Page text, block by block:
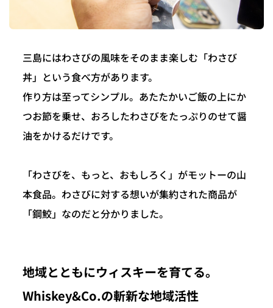
三島にはわさびの風味をそのまま楽しむ「わさび
丼」という食べ方があります。
作り方は至ってシンプル。あたたかいご飯の上にか
つお節を乗せ、おろしたわさびをたっぷりのせて醤
油をかけるだけです。
「わさびを、もっと、おもしろく」がモットーの山
本食品。わさびに対する想いが集約された商品が
「鋼鮫」なのだと分かりました。
地域とともにウィスキーを育てる。
Whiskey&Co.の斬新な地域活性